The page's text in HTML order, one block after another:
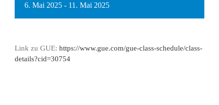
6. Mai 2025 - 11. Mai 2025
Link zu GUE: https://www.gue.com/gue-class-schedule/class-
details?cid=30754